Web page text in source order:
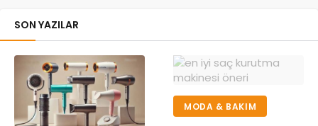
SON YAZILAR
MODA & BAKIM